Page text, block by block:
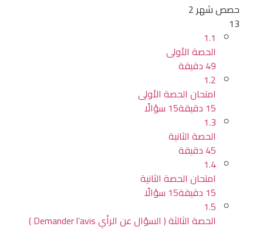
حصص شهر 2
13
1.1
الحصة الأولى
49 دقيقة
1.2
امتحان الحصة الأولى
15 دقيقة
15 سؤالًا
1.3
الحصة الثانية
45 دقيقة
1.4
امتحان الحصة الثانية
15 دقيقة
15 سؤالًا
1.5
الحصة الثالثة ( السؤال عن الرأي Demander l’avis )